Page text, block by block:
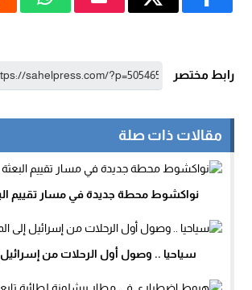
رابط مختصر
مقالات ذات صلة
نواكشوط محطة جديدة في مسار تقييم
سياحيا .. وصول أول الرحلات من